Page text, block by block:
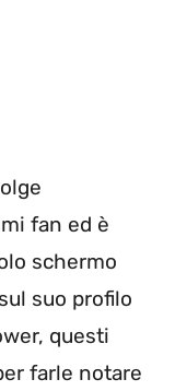
fan ed è
schermo
suo profilo
questi
farle notare